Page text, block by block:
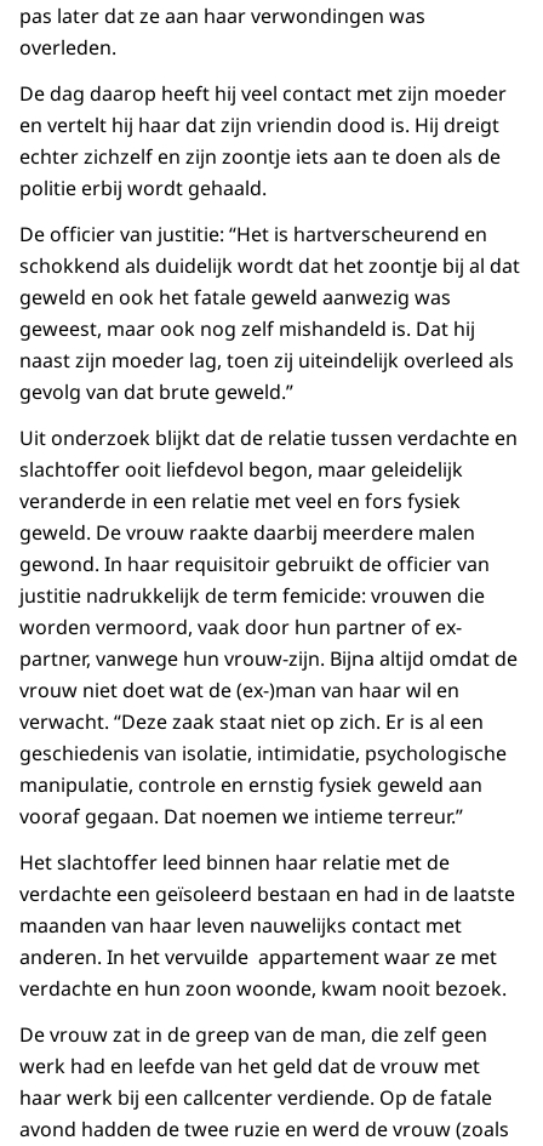
pas later dat ze aan haar verwondingen was
overleden.
De dag daarop heeft hij veel contact met zijn moeder
en vertelt hij haar dat zijn vriendin dood is. Hij dreigt
echter zichzelf en zijn zoontje iets aan te doen als de
politie erbij wordt gehaald.
De officier van justitie: “Het is hartverscheurend en
schokkend als duidelijk wordt dat het zoontje bij al dat
geweld en ook het fatale geweld aanwezig was
geweest, maar ook nog zelf mishandeld is. Dat hij
naast zijn moeder lag, toen zij uiteindelijk overleed als
gevolg van dat brute geweld.”
Uit onderzoek blijkt dat de relatie tussen verdachte en
slachtoffer ooit liefdevol begon, maar geleidelijk
veranderde in een relatie met veel en fors fysiek
geweld. De vrouw raakte daarbij meerdere malen
gewond. In haar requisitoir gebruikt de officier van
justitie nadrukkelijk de term femicide: vrouwen die
worden vermoord, vaak door hun partner of ex-
partner, vanwege hun vrouw-zijn. Bijna altijd omdat de
vrouw niet doet wat de (ex-)man van haar wil en
verwacht. “Deze zaak staat niet op zich. Er is al een
geschiedenis van isolatie, intimidatie, psychologische
manipulatie, controle en ernstig fysiek geweld aan
vooraf gegaan. Dat noemen we intieme terreur.”
Het slachtoffer leed binnen haar relatie met de
verdachte een geïsoleerd bestaan en had in de laatste
maanden van haar leven nauwelijks contact met
anderen. In het vervuilde appartement waar ze met
verdachte en hun zoon woonde, kwam nooit bezoek.
De vrouw zat in de greep van de man, die zelf geen
werk had en leefde van het geld dat de vrouw met
haar werk bij een callcenter verdiende. Op de fatale
avond hadden de twee ruzie en werd de vrouw (zoals